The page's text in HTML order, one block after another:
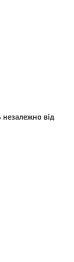
незалежно від